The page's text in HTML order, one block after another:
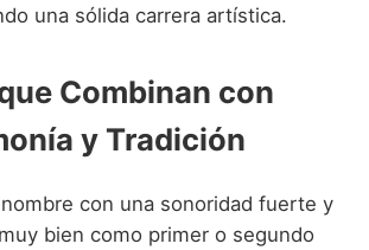
una sólida carrera artística.
Combinan con
y Tradición
con una sonoridad fuerte y
bien como primer o segundo